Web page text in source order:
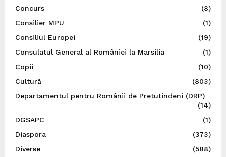
Concurs
(8)
Consilier MPU
(1)
Consiliul Europei
(19)
Consulatul General al României la Marsilia
(1)
Copii
(10)
Cultură
(803)
Departamentul pentru Românii de Pretutindeni (DRP)
(14)
DGSAPC
(1)
Diaspora
(373)
Diverse
(588)